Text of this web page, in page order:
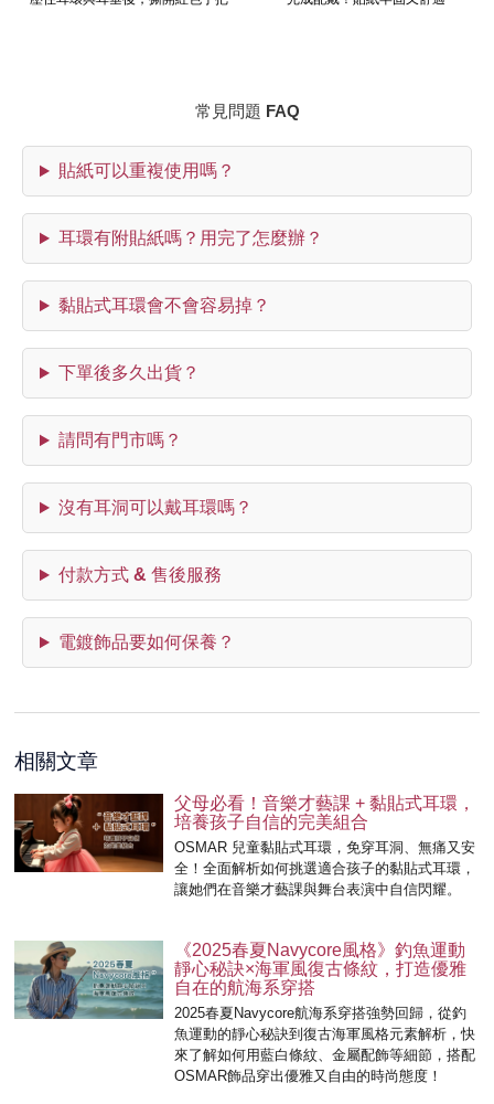
常見問題 FAQ
貼紙可以重複使用嗎？
耳環有附貼紙嗎？用完了怎麼辦？
黏貼式耳環會不會容易掉？
下單後多久出貨？
請問有門市嗎？
沒有耳洞可以戴耳環嗎？
付款方式 & 售後服務
電鍍飾品要如何保養？
相關文章
父母必看！音樂才藝課 + 黏貼式耳環，
培養孩子自信的完美組合
OSMAR 兒童黏貼式耳環，免穿耳洞、無痛又安
全！全面解析如何挑選適合孩子的黏貼式耳環，
讓她們在音樂才藝課與舞台表演中自信閃耀。
《2025春夏Navycore風格》釣魚運動
靜心秘訣×海軍風復古條紋，打造優雅
自在的航海系穿搭
2025春夏Navycore航海系穿搭強勢回歸，從釣
魚運動的靜心秘訣到復古海軍風格元素解析，快
來了解如何用藍白條紋、金屬配飾等細節，搭配
OSMAR飾品穿出優雅又自由的時尚態度！